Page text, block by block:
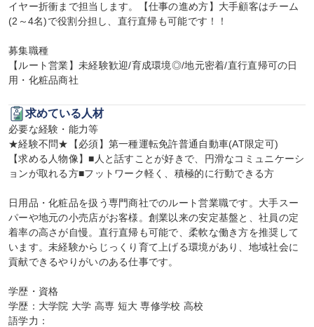
イヤー折衝まで担当します。【仕事の進め方】大手顧客はチーム
(2～4名)で役割分担し、直行直帰も可能です！！
募集職種
【ルート営業】未経験歓迎/育成環境◎/地元密着/直行直帰可の日
用・化粧品商社
求めている人材
必要な経験・能力等
★経験不問★【必須】第一種運転免許普通自動車(AT限定可)
【求める人物像】■人と話すことが好きで、円滑なコミュニケーシ
ョンが取れる方■フットワーク軽く、積極的に行動できる方
日用品・化粧品を扱う専門商社でのルート営業職です。大手スー
パーや地元の小売店がお客様。創業以来の安定基盤と、社員の定
着率の高さが自慢。直行直帰も可能で、柔軟な働き方を推奨して
います。未経験からじっくり育て上げる環境があり、地域社会に
貢献できるやりがいのある仕事です。
学歴・資格
学歴：大学院 大学 高専 短大 専修学校 高校
語学力：